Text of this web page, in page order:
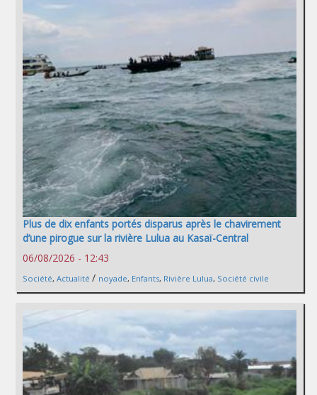
Plus de dix enfants portés disparus après le chavirement
d’une pirogue sur la rivière Lulua au Kasaï-Central
06/08/2026 - 12:43
Société, Actualité / noyade, Enfants, Rivière Lulua, Société civile